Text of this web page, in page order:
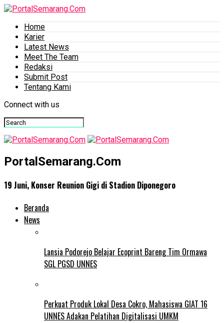
Home
Karier
Latest News
Meet The Team
Redaksi
Submit Post
Tentang Kami
Connect with us
PortalSemarang.Com
19 Juni, Konser Reunion Gigi di Stadion Diponegoro
Beranda
News
Lansia Podorejo Belajar Ecoprint Bareng Tim Ormawa
SGL PGSD UNNES
Perkuat Produk Lokal Desa Cokro, Mahasiswa GIAT 16
UNNES Adakan Pelatihan Digitalisasi UMKM